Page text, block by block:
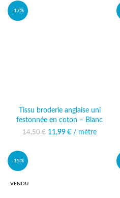
-17%
Tissu broderie anglaise uni
festonnée en coton – Blanc
14,50€
Le prix initial était :
11,99 €
Le prix
/ mètre
-15%
VENDU